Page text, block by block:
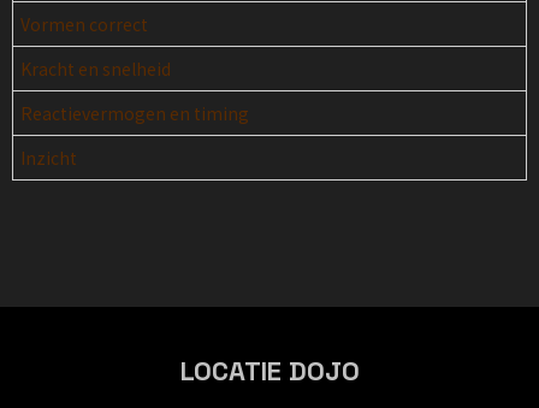
Vormen correct
Kracht en snelheid
Reactievermogen en timing
Inzicht
LOCATIE DOJO